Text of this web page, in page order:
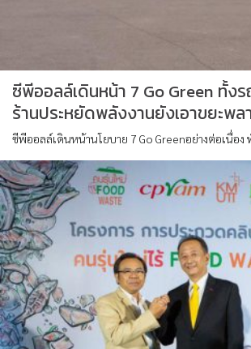
ซีพีออลล์เดินหน้า 7 Go Green ทั้ง
ร้านประหยัดพลังงานยังเอาขยะพ
ซีพีออลล์เดินหน้านโยบาย 7 Go Greenอย่างต่อเนื่อง